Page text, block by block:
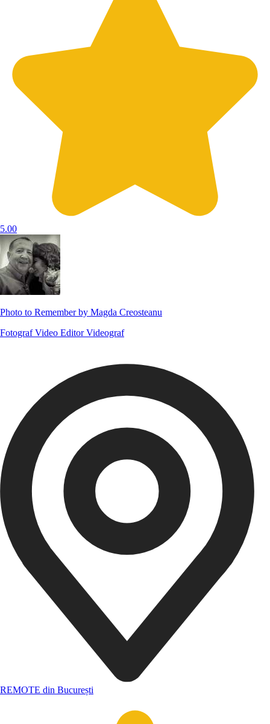
5.00
Photo to Remember by Magda Creosteanu
FotografVideo EditorVideograf
REMOTE din București